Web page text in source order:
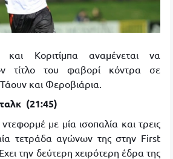
Κοριτίμπα αναμένεται να
τίτλο του φαβορί κόντρα σε
και Φεροβιάρια.
(21:45)
με μία ισοπαλία και τρεις
τετράδα αγώνων της στην First
την δεύτερη χειρότερη έδρα της